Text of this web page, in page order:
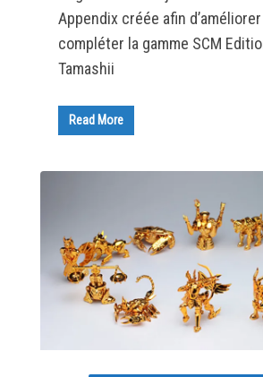
Appendix créée afin
compléter la gamme SCM
Tamashii
Read More